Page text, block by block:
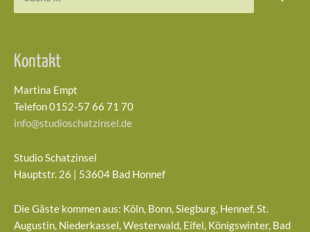
Kontakt
Martina Empt
Telefon 0152-57 66 71 70
info@studioschatzinsel.de
Studio Schatzinsel
Hauptstr. 26 | 53604 Bad Honnef
Die Gäste kommen aus: Köln, Bonn, Siegburg, Hennef, St.
Augustin, Niederkassel, Westerwald, Eifel, Königswinter, Bad